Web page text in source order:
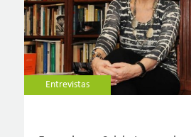
Entrevistas